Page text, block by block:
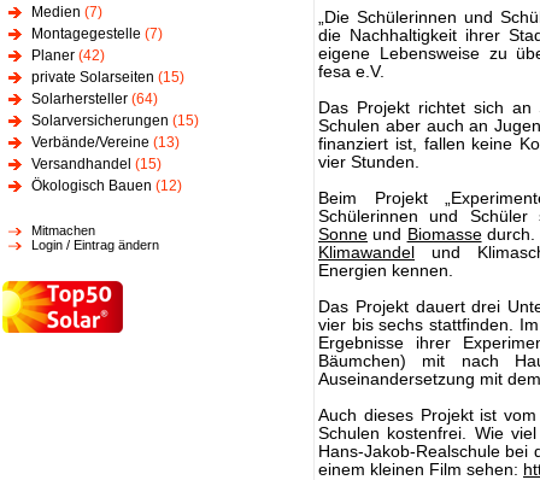
Medien (7)
Montagegestelle (7)
Planer (42)
private Solarseiten (15)
Solarhersteller (64)
Solarversicherungen (15)
Verbände/Vereine (13)
Versandhandel (15)
Ökologisch Bauen (12)
Mitmachen
Login / Eintrag ändern
„Die Schülerinnen und
die Nachhaltigkeit ihrer
eigene Lebensweise zu
fesa e.V.
Das Projekt richtet sich an
Schulen aber auch an
finanziert ist, fallen keine
vier Stunden.
Beim Projekt
Schülerinnen und Schüler
Sonne und Biomassedurch.
Klimawandel
und
Energien kennen.
Das Projekt dauert drei
vier bis sechs stattfinden.
Ergebnisse ihrer
Bäumchen) mit nach
Auseinandersetzung mit
Auch dieses Projekt ist
Schulen kostenfrei. Wie
Hans-Jakob-Realschule bei
einem kleinen Film sehen: